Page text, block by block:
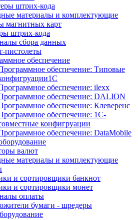
штрих-кода
материалы и комплектующие
магнитных карт
штрих-кода
сбора данных
пистолеты
обеспечение
обеспечение: Типовые
обеспечение: ilexx
обеспечение: DALION
обеспечение: Клеверенс
обеспечение: 1С-
конфигруации
обеспечение: DataMobile
валют
материалы и комплектующие
и сортировщики банкнот
и сортировщики монет
оплаты
бумаги - шредеры